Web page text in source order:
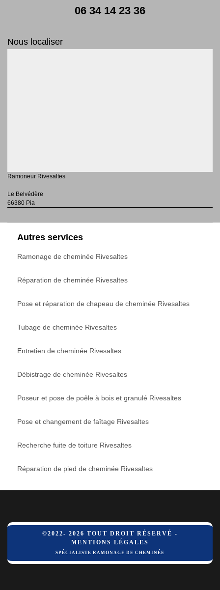
06 34 14 23 36
Nous localiser
Ramoneur Rivesaltes
Le Belvédère
66380 Pia
Autres services
Ramonage de cheminée Rivesaltes
Réparation de cheminée Rivesaltes
Pose et réparation de chapeau de cheminée Rivesaltes
Tubage de cheminée Rivesaltes
Entretien de cheminée Rivesaltes
Débistrage de cheminée Rivesaltes
Poseur et pose de poêle à bois et granulé Rivesaltes
Pose et changement de faîtage Rivesaltes
Recherche fuite de toiture Rivesaltes
Réparation de pied de cheminée Rivesaltes
©2022- 2026 TOUT DROIT RÉSERVÉ -
MENTIONS LÉGALES
SPÉCIALISTE RAMONAGE DE CHEMINÉE